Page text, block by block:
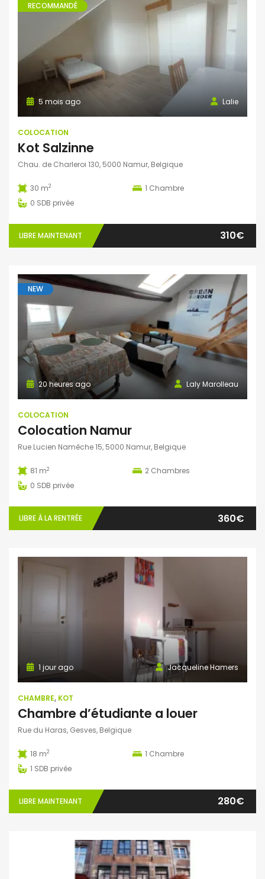
RECOMMANDÉ
Lalie
5 mois ago
COLOCATION
Kot Salzinne
Chau. de Charleroi 130, 5000 Namur, Belgique
30 m2 1 Chambre
0 SDB privée
LIBRE MAINTENANT 310€
NEW
Laly Marolleau
20 heures ago
COLOCATION
Colocation Namur
Rue Lucien Namêche 15, 5000 Namur, Belgique
81 m2 2 Chambres
0 SDB privée
LIBRE À LA RENTRÉE 360€
Jacqueline Hamers
1 jour ago
CHAMBRE, KOT
Chambre d’étudiante a louer
Rue du Haras, Gesves, Belgique
18 m2 1 Chambre
1 SDB privée
LIBRE MAINTENANT 280€